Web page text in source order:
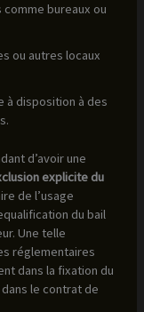
bureaux ou
ou autres locaux
à disposition à des
d’avoir une
explicite du
de l’usage
du bail
Une telle
réglementaires
dans la fixation du
le contrat de